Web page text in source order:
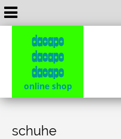
dacapo
dacapo
dacapo
online shop
schuhe